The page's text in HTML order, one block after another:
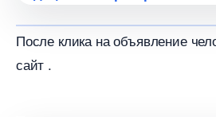
После клика на объявление
сайт .